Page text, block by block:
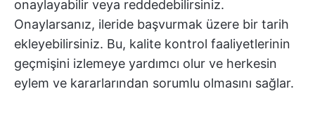
onaylayabilir veya reddedebilirsiniz.
Onaylarsanız, ileride başvurmak üzere bir tarih
ekleyebilirsiniz. Bu, kalite kontrol faaliyetlerinin
geçmişini izlemeye yardımcı olur ve herkesin
eylem ve kararlarından sorumlu olmasını sağlar.